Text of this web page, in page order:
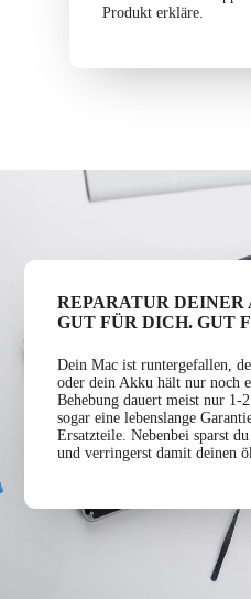
Produkt erkläre.
REPARATUR DEINER
GUT FÜR DICH. GUT
Dein Mac ist runtergefallen,
oder dein Akku hält nur noch
Behebung dauert meist nur 1-
sogar eine lebenslange
Ersatzteile. Nebenbei sparst
und verringerst damit deinen